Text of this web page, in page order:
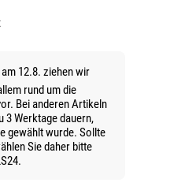
12.8. ziehen wir
rund um die
Bei anderen Artikeln
3 Werktage dauern,
gewählt wurde. Sollte
Sie daher bitte